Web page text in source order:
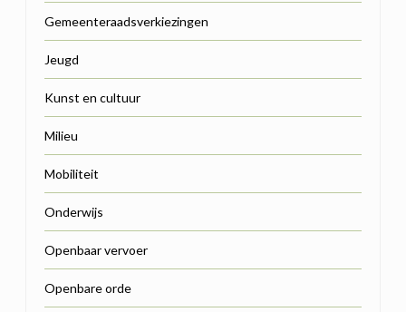
Gemeenteraadsverkiezingen
Jeugd
Kunst en cultuur
Milieu
Mobiliteit
Onderwijs
Openbaar vervoer
Openbare orde